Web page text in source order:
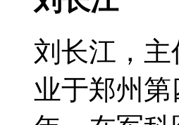
刘长江，
业于郑州